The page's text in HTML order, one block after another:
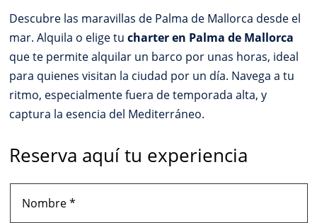
Descubre las maravillas de Palma de Mallorca desde el
mar. Alquila o elige tucharter en Palma de Mallorca
que te permite alquilar un barco por unas horas, ideal
para quienes visitan la ciudad por un día. Navega a tu
ritmo, especialmente fuera de temporada alta, y
captura la esencia del Mediterráneo.
Reserva aquí tu experiencia